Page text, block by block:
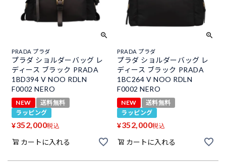
PRADA プラダ
プラダ ショルダーバッグ レ
ディース ブラック PRADA
1BD394 V NOO RDLN
F0002 NERO
NEW
送料無料
ラッピング
¥352,000税込
カートに入れる
PRADA プラダ
プラダ ショルダーバッグ レ
ディース ブラック PRADA
1BC264 V NOO RDLN
F0002 NERO
NEW
送料無料
ラッピング
¥352,000税込
カートに入れる